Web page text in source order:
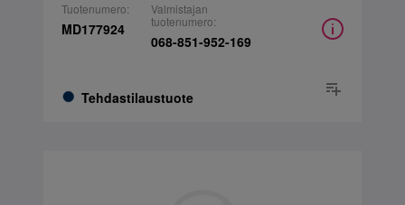
Tuotenumero:
MD177924
Tehdastilaustuote
Valmistajan
tuotenumero:
068-851-952-169